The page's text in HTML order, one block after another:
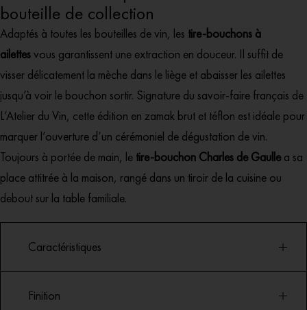
bouteille de collection
Adaptés à toutes les bouteilles de vin, les tire-bouchons à
ailettesvous garantissent une extraction en douceur. Il suffit de
visser délicatement la mèche dans le liège et abaisser les ailettes
jusqu’à voir le bouchon sortir. Signature du savoir-faire français de
L’Atelier du Vin, cette édition en zamak brut et téflon est idéale pour
marquer l’ouverture d’un cérémoniel de dégustation de vin.
Toujours à portée de main, le tire-bouchon Charles de Gaullea sa
place attitrée à la maison, rangé dans un tiroir de la cuisine ou
debout sur la table familiale.
Caractéristiques
Finition